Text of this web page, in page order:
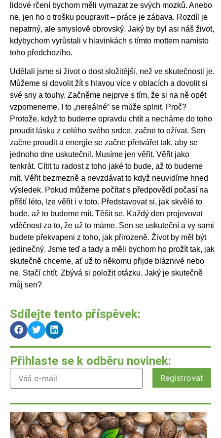
lidové rčení bychom měli vymazat ze svých mozků. Anebo
ne, jen ho o trošku poupravit – práce je zábava. Rozdíl je
nepatrný, ale smyslově obrovský. Jaký by byl asi náš život,
kdybychom vyrůstali v hlavinkách s tímto mottem namísto
toho předchozího.
Udělali jsme si život o dost složitější, než ve skutečnosti je.
Můžeme si dovolit žít s hlavou více v oblacích a dovolit si
své sny a touhy. Začněme nejprve s tím, že si na ně opět
vzpomeneme. I to „nereálné“ se může splnit. Proč?
Protože, když to budeme opravdu chtít a necháme do toho
proudit lásku z celého svého srdce, začne to ožívat. Sen
začne proudit a energie se začne přetvářet tak, aby se
jednoho dne uskutečnil. Musíme jen věřit. Věřit jako
tenkrát. Cítit tu radost z toho jaké to bude, až to budeme
mít. Věřit bezmezně a nevzdávat to když neuvidíme hned
výsledek. Pokud můžeme počítat s předpovědí počasí na
příští léto, lze věřit i v toto. Představovat si, jak skvělé to
bude, až to budeme mít. Těšit se. Každý den projevovat
vděčnost za to, že už to máme. Sen se uskuteční a vy sami
budete překvapeni z toho, jak přirozeně. Život by měl být
jedinečný. Jsme teď a tady a měli bychom ho prožít tak, jak
skutečně chceme, ať už to někomu přijde bláznivé nebo
ne. Stačí chtít. Zbývá si položit otázku. Jaký je skutečně
můj sen?
Sdílejte tento příspěvek:
Přihlaste se k odběru novinek: